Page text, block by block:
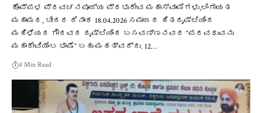
ಕೊಪ್ಪಳ ಪ್ರವಚನಪೂಜ್ಯ ಪ್ರಭುದೇವ ಮಹಾಸ್ವಾಮಿಗಳು,ಲಿಂಗಾಯತ
ಮಹಾಮಠ, ಬೀದರ ದಿನಾಂಕ 18.04.2026 ಸಮಾಜದ ಹಿತದೃಷ್ಟಿಯಿಂದ
ಮಹಿಳೆಯರ ಗೌರವದ ದೃಷ್ಟಿಯಿಂದ ಬಸವಣ್ಣನವರ “ಪರವಧುವನು
ಮಹಾದೇವಿಯೆಂಬ ಭಾಷೆ” ಬಹು ಮಹತ್ವದ್ದು. 12…
4 Min Read